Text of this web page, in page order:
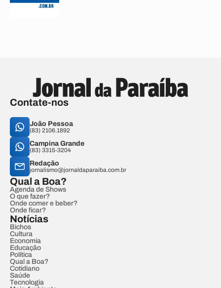
Contate-nos
João Pessoa
(83) 2106.1892
Campina Grande
(83) 3315-3204
Redação
jornalismo@jornaldaparaiba.com.br
Qual a Boa?
Agenda de Shows
O que fazer?
Onde comer e beber?
Onde ficar?
Notícias
Bichos
Cultura
Economia
Educação
Política
Qual a Boa?
Cotidiano
Saúde
Tecnologia